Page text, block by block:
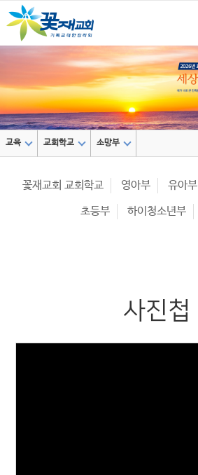
교육 교회학교 소망부
꽃재교회 교회학교 영아부 유아부
초등부
하이청소년부
사진첩